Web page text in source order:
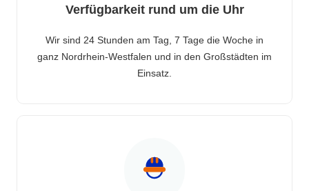
Verfügbarkeit rund um die Uhr
Wir sind 24 Stunden am Tag, 7 Tage die Woche in
ganz Nordrhein-Westfalen und in den Großstädten im
Einsatz.